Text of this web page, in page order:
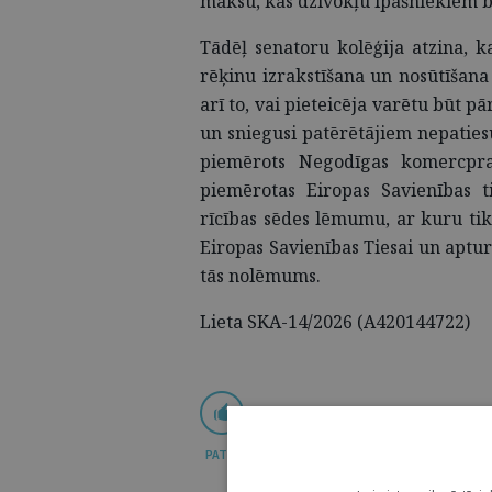
Tādēļ senatoru kolēģija atzina,
rēķinu izrakstīšana un
arī to, vai pieteicēja varētu būt
un sniegusi patērētājiem
piemērots Negodīgas
piemērotas Eiropas
rīcības sēdes lēmumu, ar kuru
Eiropas Savienības Tiesai un
tās nolēmums.
Lieta SKA-14/2026 (A420144722)
PATĪK